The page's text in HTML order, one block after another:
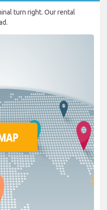
turn right. Our rental